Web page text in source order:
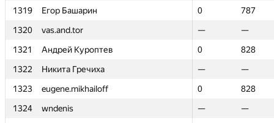
1319
Егор Башарин 0
787
1320
vas.and.tor —
—
1321
Андрей Куроптев 0
828
1322
Никита Гречиха —
—
1323
eugene.mikhailoff 0
828
1324
wndenis —
—
1319
Егор Башарин 0
787
1320
vas.and.tor —
—
1321
Андрей Куроптев 0
828
1322
Никита Гречиха —
—
1323
eugene.mikhailoff 0
828
1324
wndenis —
—